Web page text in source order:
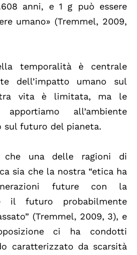
anni, e 1 g può essere
umano» (Tremmel, 2009,
temporalità è centrale
dell’impatto umano sul
vita è limitata, ma le
all’ambiente
sul futuro del pianeta.
che una delle ragioni di
sia che la nostra “etica ha
future con la
il futuro probabilmente
(Tremmel, 2009, 3), e
ci ha condotti
caratterizzato da scarsità